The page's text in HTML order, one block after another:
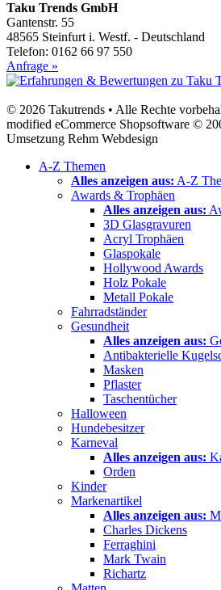
Taku Trends GmbH
Gantenstr. 55
48565 Steinfurt i. Westf. - Deutschland
Telefon: 0162 66 97 550
Anfrage »
© 2026 Takutrends • Alle Rechte
modified eCommerce Shopsoftware ©
Umsetzung Rehm Webdesign
A-Z Themen
Alles anzeigen aus: A-Z
Awards & Trophäen
Alles anzeigen aus:
3D Glasgravuren
Acryl Trophäen
Glaspokale
Hollywood Awards
Holz Pokale
Metall Pokale
Fahrradständer
Gesundheit
Alles anzeigen aus:
Antibakterielle
Masken
Pflaster
Taschentücher
Halloween
Hundebesitzer
Karneval
Alles anzeigen aus:
Orden
Kinder
Markenartikel
Alles anzeigen aus:
Charles Dickens
Ferraghini
Mark Twain
Richartz